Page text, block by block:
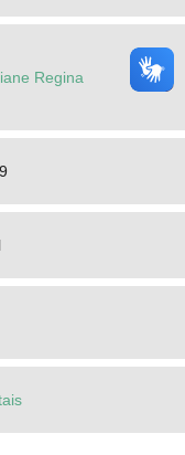
Regina